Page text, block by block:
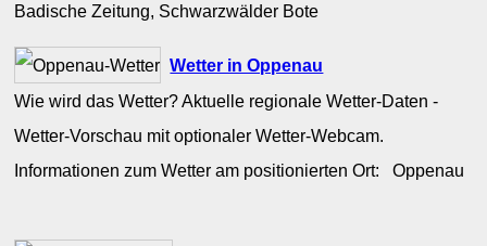
Badische Zeitung, Schwarzwälder Bote
Wetter in Oppenau
Wie wird das Wetter? Aktuelle regionale Wetter-Daten -
Wetter-Vorschau mit optionaler Wetter-Webcam.
Informationen zum Wetter am positionierten Ort: Oppenau